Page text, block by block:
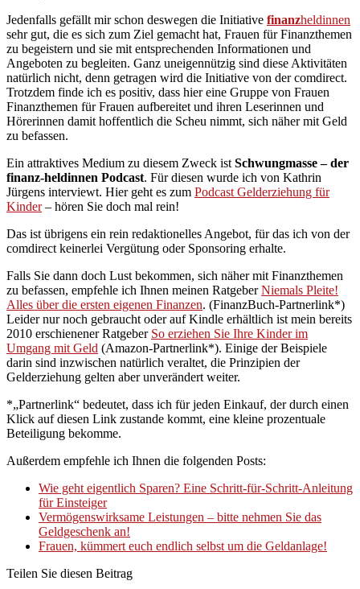
Jedenfalls gefällt mir schon deswegen die Initiative finanzheldinnen
sehr gut, die es sich zum Ziel gemacht hat, Frauen für Finanzthemen
zu begeistern und sie mit entsprechenden Informationen und
Angeboten zu begleiten. Ganz uneigennützig sind diese Aktivitäten
natürlich nicht, denn getragen wird die Initiative von der comdirect.
Trotzdem finde ich es positiv, dass hier eine Gruppe von Frauen
Finanzthemen für Frauen aufbereitet und ihren Leserinnen und
Hörerinnen damit hoffentlich die Scheu nimmt, sich näher mit Geld
zu befassen.
Ein attraktives Medium zu diesem Zweck ist Schwungmasse – der
finanz-heldinnen Podcast. Für diesen wurde ich von Kathrin
Jürgens interviewt. Hier geht es zum Podcast Gelderziehung für
Kinder– hören Sie doch mal rein!
Das ist übrigens ein rein redaktionelles Angebot, für das ich von der
comdirect keinerlei Vergütung oder Sponsoring erhalte.
Falls Sie dann doch Lust bekommen, sich näher mit Finanzthemen
zu befassen, empfehle ich Ihnen meinen RatgeberNiemals Pleite!
Alles über die ersten eigenen Finanzen. (FinanzBuch-Partnerlink*)
Leider nur noch gebraucht oder auf Kindle erhältlich ist mein bereits
2010 erschienener Ratgeber So erziehen Sie Ihre Kinder im
Umgang mit Geld (Amazon-Partnerlink*). Einige der Beispiele
darin sind inzwischen natürlich veraltet, die Prinzipien der
Gelderziehung gelten aber unverändert weiter.
*„Partnerlink“ bedeutet, dass ich für jeden Einkauf, der durch einen
Klick auf diesen Link zustande kommt, eine kleine prozentuale
Beteiligung bekomme.
Außerdem empfehle ich Ihnen die folgenden Posts:
Wie geht eigentlich Sparen? Eine Schritt-für-Schritt-Anleitung
für Einsteiger
Vermögenswirksame Leistungen – bitte nehmen Sie das
Geldgeschenk an!
Frauen, kümmert euch endlich selbst um die Geldanlage!
Teilen Sie diesen Beitrag